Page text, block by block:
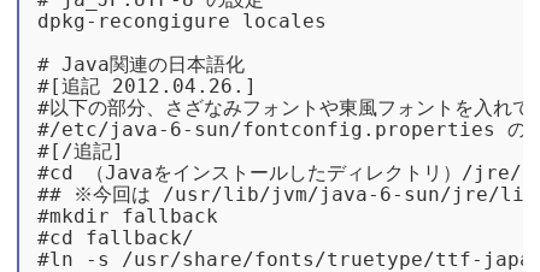
dpkg-recongigure locales
# Java関連の日本語化
#[追記 2012.04.26.]
#以下の部分、さざなみフォントや東風フォントを入れて
#/etc/java-6-sun/fontconfig.properties の内容
#[/追記]
#cd （Javaをインストールしたディレクトリ）/
## ※今回は /usr/lib/jvm/java-6-sun/jre/lib/
#mkdir fallback
#cd fallback/
#ln -s /usr/share/fonts/truetype/ttf-